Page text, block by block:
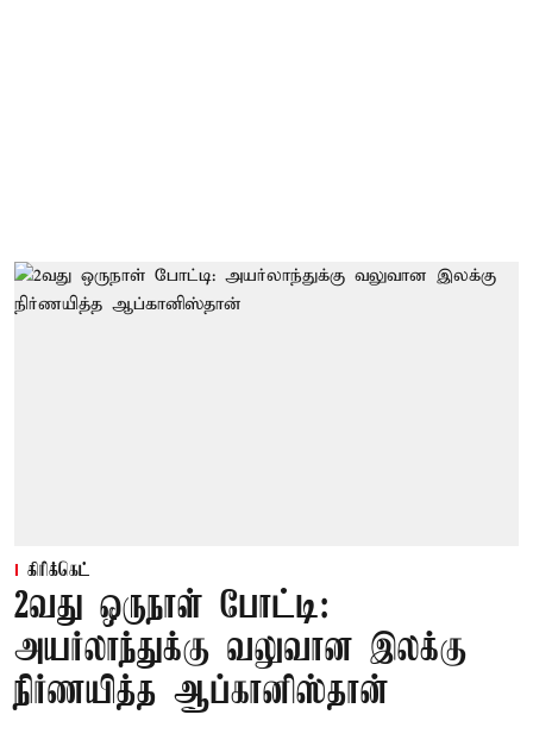
கிரிக்கெட்
2வது ஒருநாள் போட்டி:
அயர்லாந்துக்கு வலுவான இலக்கு
நிர்ணயித்த ஆப்கானிஸ்தான்